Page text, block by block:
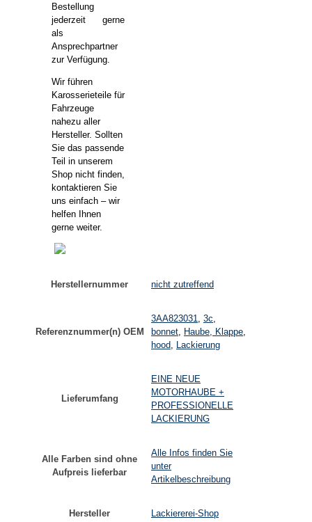
Bestellung
jederzeit gerne
als
Ansprechpartner
zur Verfügung.
Wir führen
Karosserieteile für
Fahrzeuge
nahezu aller
Hersteller. Sollten
Sie das passende
Teil in unserem
Shop nicht finden,
kontaktieren Sie
uns einfach – wir
helfen Ihnen
gerne weiter.
Herstellernummer nicht zutreffend
Referenznummer(n) OEM
3AA823031, 3c,
bonnet, Haube, Klappe,
hood, Lackierung
Lieferumfang
EINE NEUE
MOTORHAUBE +
PROFESSIONELLE
LACKIERUNG
Alle Farben sind ohne
Aufpreis lieferbar
Alle Infos finden Sie
unter
Artikelbeschreibung
Hersteller Lackiererei-Shop